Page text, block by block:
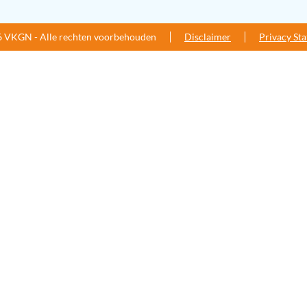
VKGN - Alle rechten voorbehouden Disclaimer Privacy